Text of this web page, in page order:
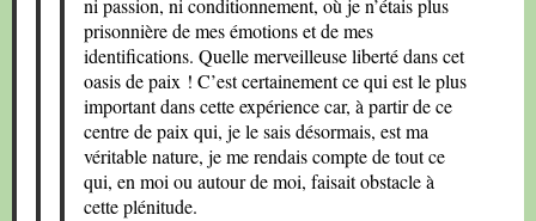
ni passion, ni conditionnement, où je n’étais plus
prisonnière de mes émotions et de mes
identifications. Quelle merveilleuse liberté dans cet
oasis de paix ! C’est certainement ce qui est le plus
important dans cette expérience car, à partir de ce
centre de paix qui, je le sais désormais, est ma
véritable nature, je me rendais compte de tout ce
qui, en moi ou autour de moi, faisait obstacle à
cette plénitude.